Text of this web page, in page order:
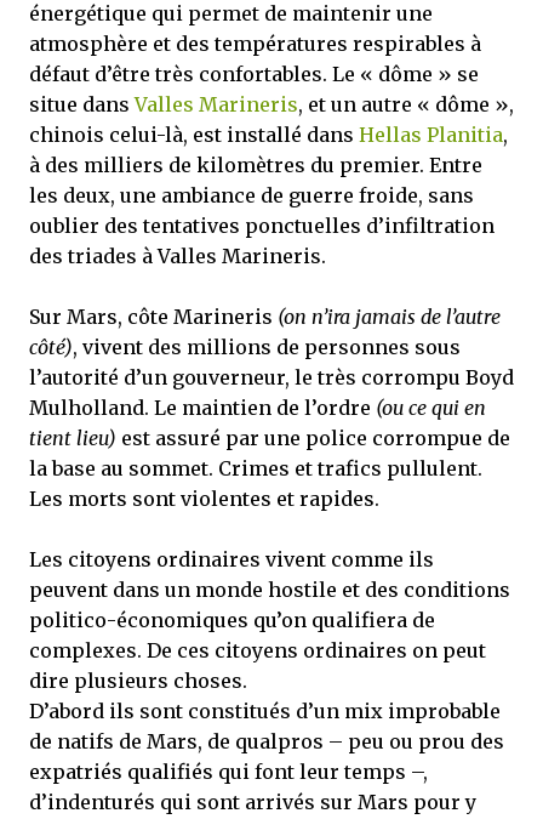
énergétique qui permet de maintenir une
atmosphère et des températures respirables à
défaut d’être très confortables. Le « dôme » se
situe dansValles Marineris, et un autre « dôme »,
chinois celui-là, est installé dans Hellas Planitia,
à des milliers de kilomètres du premier. Entre
les deux, une ambiance de guerre froide, sans
oublier des tentatives ponctuelles d’infiltration
des triades à Valles Marineris.
Sur Mars, côte Marineris (on n’ira jamais de l’autre
côté), vivent des millions de personnes sous
l’autorité d’un gouverneur, le très corrompu Boyd
Mulholland. Le maintien de l’ordre (ou ce qui en
tient lieu) est assuré par une police corrompue de
la base au sommet. Crimes et trafics pullulent.
Les morts sont violentes et rapides.
Les citoyens ordinaires vivent comme ils
peuvent dans un monde hostile et des conditions
politico-économiques qu’on qualifiera de
complexes. De ces citoyens ordinaires on peut
dire plusieurs choses.
D’abord ils sont constitués d’un mix improbable
de natifs de Mars, de qualpros – peu ou prou des
expatriés qualifiés qui font leur temps –,
d’indenturés qui sont arrivés sur Mars pour y